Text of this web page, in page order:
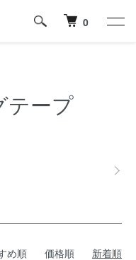
0
テープ
め順 価格順 新着順